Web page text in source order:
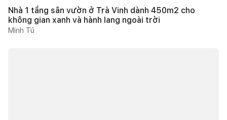
Nhà 1 tầng sân vườn ở Trà Vinh dành 450m2 cho
không gian xanh và hành lang ngoài trời
Minh Tú